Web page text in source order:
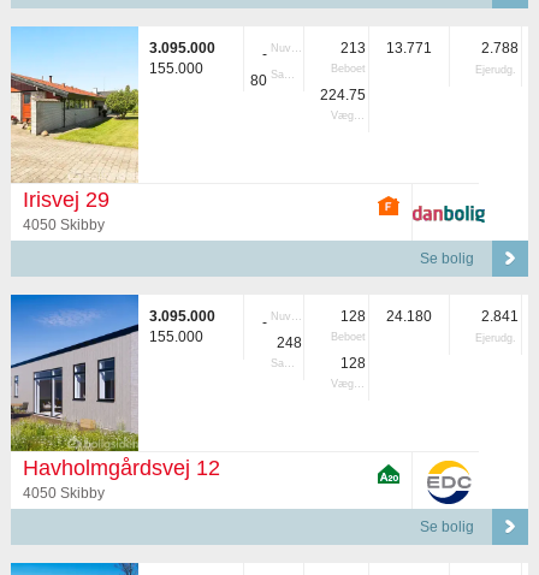
3.095.000
155.000
- Nuvær.
80 Samlet
213
Beboet
224.75
Vægtet
13.771 2.788
Ejerudg.
Irisvej 29
4050 Skibby
Se bolig
3.095.000
155.000
- Nuvær.
248
Samlet
128
Beboet
128
Vægtet
24.180 2.841
Ejerudg.
Havholmgårdsvej 12
4050 Skibby
Se bolig